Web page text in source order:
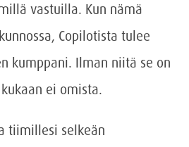
vastuilla. Kun nämä
Copilotista tulee
kumppani. Ilman niitä se on
ei omista.
tiimillesi selkeän